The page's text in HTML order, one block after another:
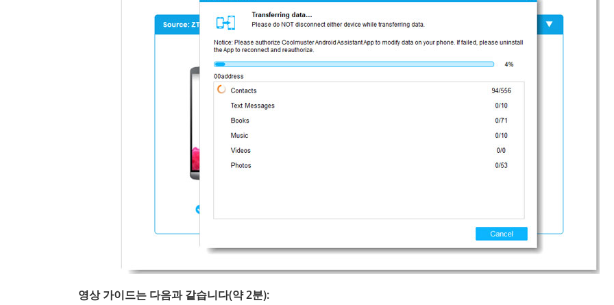
영상 가이드는 다음과 같습니다(약 2분):